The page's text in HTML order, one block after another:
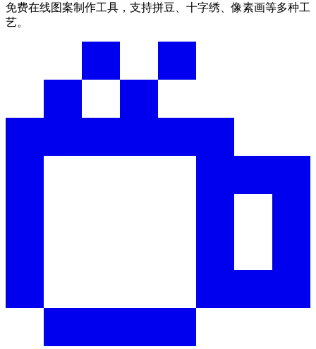
免费在线图案制作工具，支持拼豆、十字绣、像素画等多种工
艺。